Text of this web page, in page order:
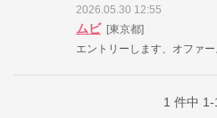
2026.05.30 12:55
ムビ [東京都]
エントリーします、オファー
1 件中 1-